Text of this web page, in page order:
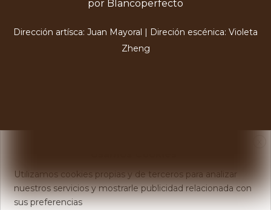
por Blancoperfecto
Dirección artísca: Juan Mayoral | Direción escénica: Violeta
Zheng
Utilizamos cookies propias y de terceros para analizar
nuestros servicios y mostrarle publicidad relacionada con
sus preferencias